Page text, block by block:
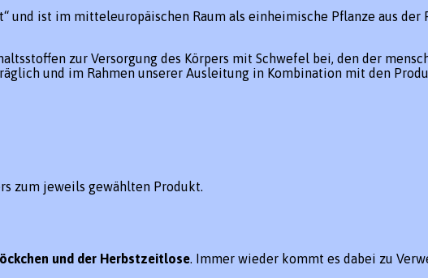
und ist im mitteleuropäischen Raum als einheimische Pflanze aus
zur Versorgung des Körpers mit Schwefel bei, den der
und im Rahmen unserer Ausleitung in Kombination mit den
zum jeweils gewählten Produkt.
und der Herbstzeitlose. Immer wieder kommt es dabei zu